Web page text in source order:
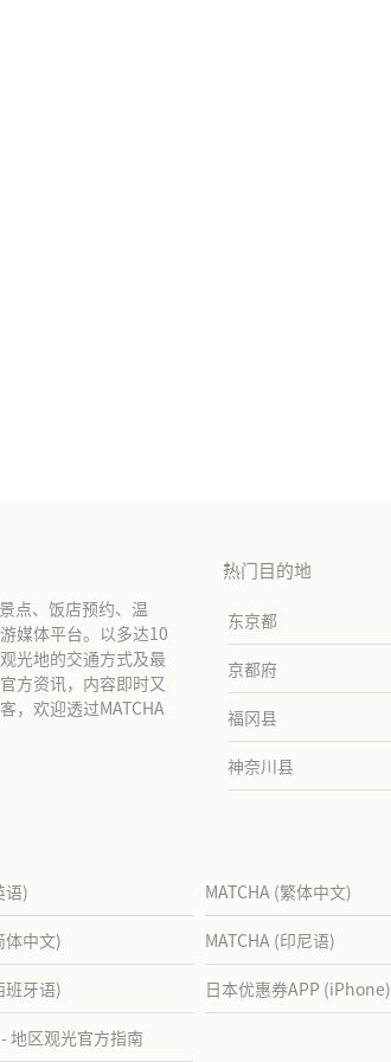
点、饭店预约、温
媒体平台。以多达10
光地的交通方式及最
方资讯，内容即时又
，欢迎透过MATCHA
热门目的地
东京都
京都府
福冈县
神奈川县
语) MATCHA (繁体中文)
体中文) MATCHA (印尼语)
班牙语) 日本优惠券APP (iPhone)
地区观光官方指南